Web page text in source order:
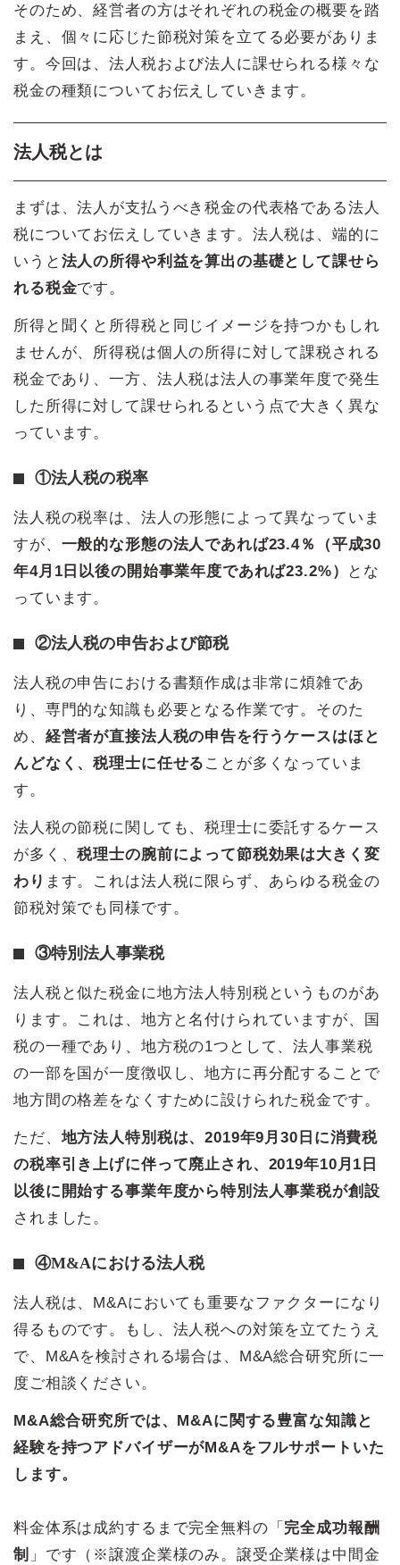
そのため、経営者の方はそれぞれの税金の概要を踏
まえ、個々に応じた節税対策を立てる必要がありま
す。今回は、法人税および法人に課せられる様々な
税金の種類についてお伝えしていきます。
法人税とは
まずは、法人が支払うべき税金の代表格である法人
税についてお伝えしていきます。法人税は、端的に
いうと 法人の所得や利益を算出の基礎として課せら
れる税金です。
所得と聞くと所得税と同じイメージを持つかもしれ
ませんが、所得税は個人の所得に対して課税される
税金であり、一方、法人税は法人の事業年度で発生
した所得に対して課せられるという点で大きく異な
っています。
①法人税の税率
法人税の税率は、法人の形態によって異なっていま
すが、 一般的な形態の法人であれば23.4％（平成30
年4月1日以後の開始事業年度であれば23.2%）
とな
っています。
②法人税の申告および節税
法人税の申告における書類作成は非常に煩雑であ
り、専門的な知識も必要となる作業です。そのた
め、 経営者が直接法人税の申告を行うケースはほと
んどなく、税理士に任せる ことが多くなっていま
す。
法人税の節税に関しても、税理士に委託するケース
が多く、税理士の腕前によって節税効果は大きく変
わり ます。これは法人税に限らず、あらゆる税金の
節税対策でも同様です。
③特別法人事業税
法人税と似た税金に地方法人特別税というものがあ
ります。これは、地方と名付けられていますが、国
税の一種であり、地方税の1つとして、法人事業税
の一部を国が一度徴収し、地方に再分配することで
地方間の格差をなくすために設けられた税金です。
ただ、 地方法人特別税は、2019年9月30日に消費税
の税率引き上げに伴って廃止され、2019年10月1日
以後に開始する事業年度から特別法人事業税が創設
されました。
④M&Aにおける法人税
法人税は、M&Aにおいても重要なファクターになり
得るものです。もし、法人税への対策を立てたうえ
で、M&Aを検討される場合は、M&A総合研究所に一
度ご相談ください。
M&A総合研究所では、M&Aに関する豊富な知識と
経験を持つアドバイザーがM&Aをフルサポートいた
します。
料金体系は成約するまで完全無料の「 完全成功報酬
制 」です（※譲渡企業様のみ。譲受企業様は中間金